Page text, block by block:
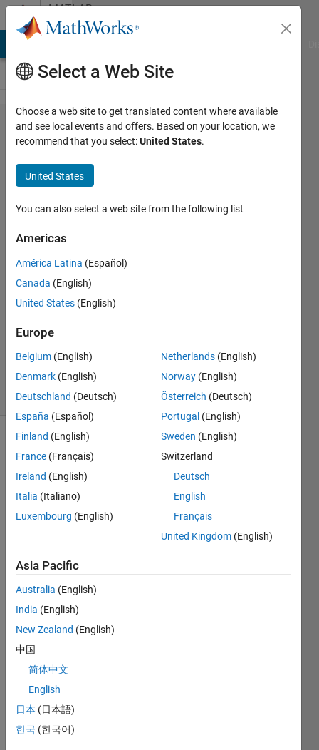
Skip to contentMATLAB
Answers
複数の
Simulnk
モデル
の同時
実行
22 Oct
2024
1 Answer
Accepted
3 Nov 2024
4 Views
(30 days)
お世
てお
りま
す。
複数
の
Simul
デル
を同
時に
並列
で演
Select a Web Site
Choose a web site to get translated content where available
and see local events and offers. Based on your location, we
recommend that you select:United States.
United States
You can also select a web site from the following list
Americas
América Latina (Español)
Canada (English)
United States (English)
Europe
Belgium (English)
Denmark (English)
Deutschland (Deutsch)
España (Español)
Finland (English)
France (Français)
Ireland (English)
Italia (Italiano)
Luxembourg (English)
Netherlands (English)
Norway (English)
Österreich (Deutsch)
Portugal (English)
Sweden (English)
Switzerland
Deutsch
English
Français
United Kingdom (English)
Asia Pacific
Australia (English)
India (English)
New Zealand (English)
中国
简体中文
English
日本 (日本語)
한국 (한국어)